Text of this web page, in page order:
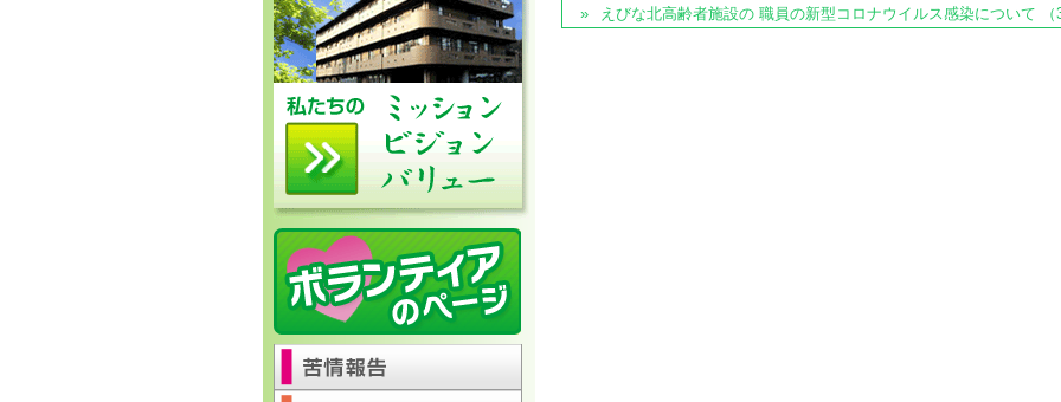
えびな北高齢者施設の 職員の新型コロナウイルス感染について （